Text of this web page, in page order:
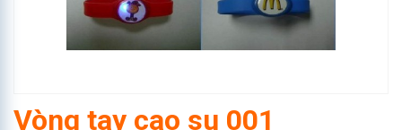
Vòng tay cao su 001